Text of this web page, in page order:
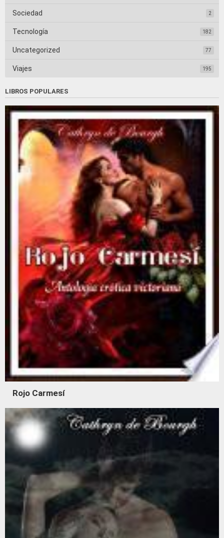
Sociedad 2
Tecnología 182
Uncategorized 77
Viajes 195
LIBROS POPULARES
Rojo Carmesí